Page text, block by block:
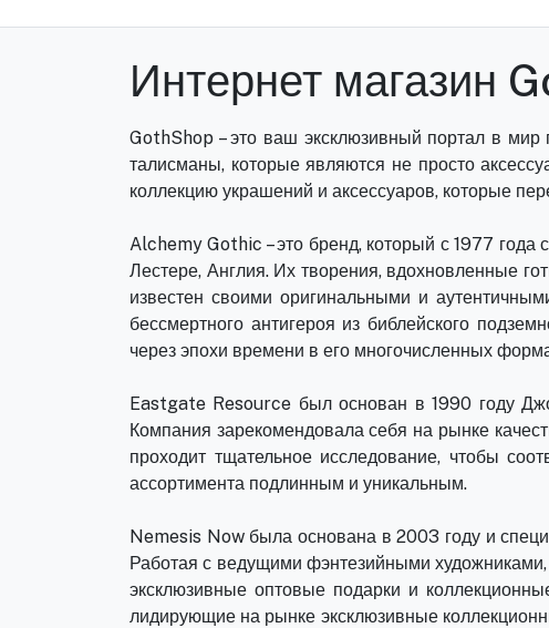
Интернет магазин
GothShop – это ваш эксклюзивный портал в мир
талисманы, которые являются не просто
коллекцию украшений и аксессуаров, которые
Alchemy Gothic – это бренд, который с 1977 года
Лестере, Англия. Их творения, вдохновленные
известен своими оригинальными и
бессмертного антигероя из библейского
через эпохи времени в его многочисленных
Eastgate Resource был основан в 1990 году
Компания зарекомендовала себя на рынке
проходит тщательное исследование, чтобы
ассортимента подлинным и уникальным.
Nemesis Now была основана в 2003 году и
Работая с ведущими фэнтезийными
эксклюзивные оптовые подарки и
лидирующие на рынке эксклюзивные